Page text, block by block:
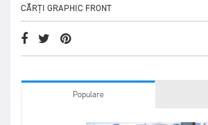
CĂRȚI GRAPHIC FRONT
Populare